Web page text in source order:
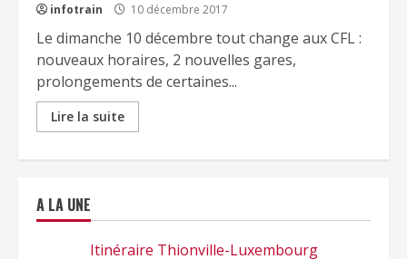
infotrain 10 décembre 2017
Le dimanche 10 décembre tout change aux CFL :
nouveaux horaires, 2 nouvelles gares,
prolongements de certaines...
Lire la suite
A LA UNE
Itinéraire Thionville-Luxembourg